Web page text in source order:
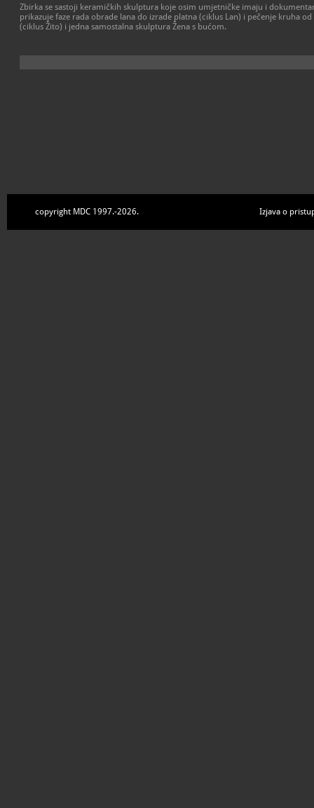
Zbirka se sastoji keramičkih skulptura koje osim umjetničke imaju i
prikazuje faze rada obrade lana do izrade platna (ciklus Lan) i pečenje kruha
(ciklus Žito) i jedna samostalna skulptura Žena s bućom.
copyright MDC 1997.-2026. Izjava o